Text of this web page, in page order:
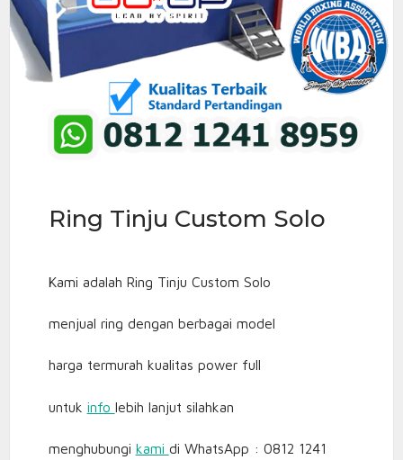
Ring Tinju Custom Solo
Kami adalah Ring Tinju Custom Solo
menjual ring dengan berbagai model
harga termurah kualitas power full
untuk info lebih lanjut silahkan
menghubungi kami di WhatsApp : 0812 1241